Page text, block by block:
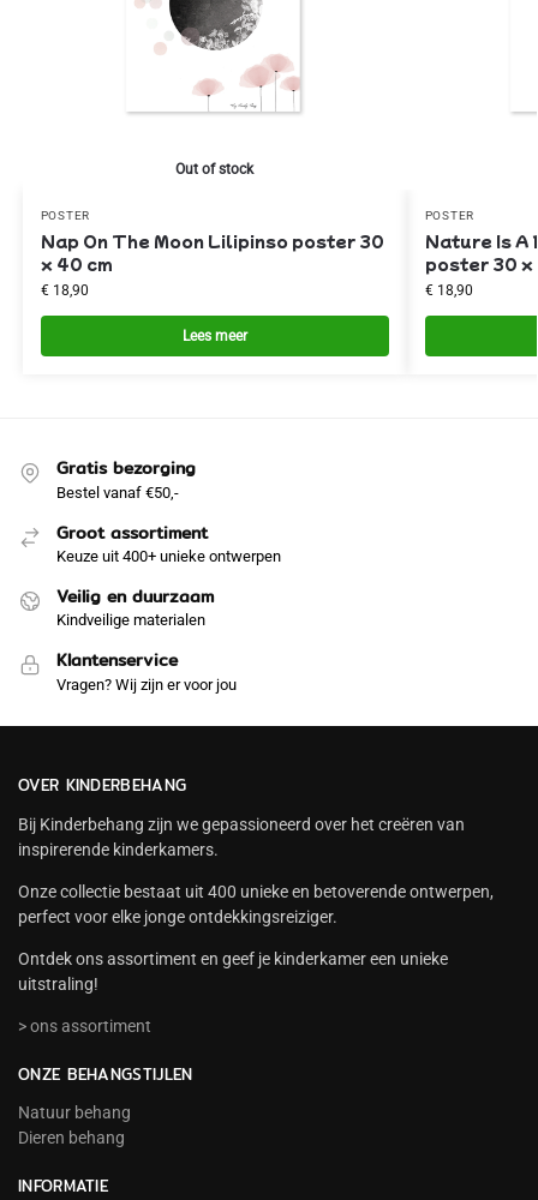
Out of stock
POSTER
Nap On The Moon Lilipinso poster 30
x 40 cm
€18,90
Lees meer
POSTER
Nature Is A
poster 30 x
€18,90
Gratis bezorging
Bestel vanaf €50,-
Groot assortiment
Keuze uit 400+ unieke ontwerpen
Veilig en duurzaam
Kindveilige materialen
Klantenservice
Vragen? Wij zijn er voor jou
OVER KINDERBEHANG
Bij Kinderbehang zijn we gepassioneerd over het creëren van
inspirerende kinderkamers.
Onze collectie bestaat uit 400 unieke en betoverende ontwerpen,
perfect voor elke jonge ontdekkingsreiziger.
Ontdek ons assortiment en geef je kinderkamer een unieke
uitstraling!
> ons assortiment
ONZE BEHANGSTIJLEN
Natuur behang
Dieren behang
INFORMATIE